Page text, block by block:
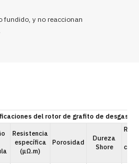
y no reaccionan
del rotor de grafito de
Resistencia
específica
(μΩ.m)
Porosidad
Dureza
Shore